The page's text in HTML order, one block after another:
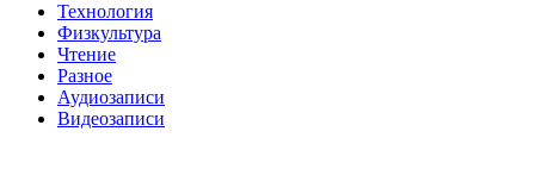
Технология
Физкультура
Чтение
Разное
Аудиозаписи
Видеозаписи